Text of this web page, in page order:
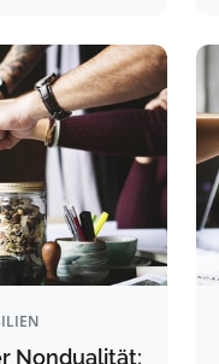
Nondualität: